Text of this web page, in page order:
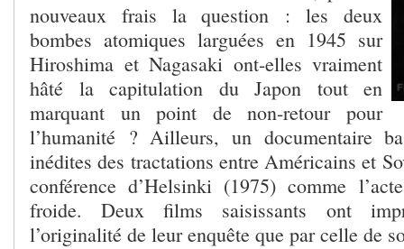
nouveaux frais la question : les deux
bombes atomiques larguées en 1945 sur
Hiroshima et Nagasaki ont-elles vraiment
hâté la capitulation du Japon tout en
marquant un point de non-retour pour
l’humanité ? Ailleurs, un documentaire
inédites des tractations entre Américains et
conférence d’Helsinki (1975) comme
froide. Deux films saisissants ont
l’originalité de leur enquête que par celle de